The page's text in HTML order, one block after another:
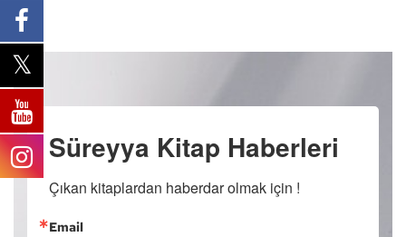
Süreyya Kitap Haberleri
Çıkan kitaplardan haberdar olmak için !
Email